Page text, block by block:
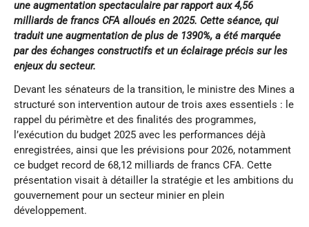
une augmentation spectaculaire par rapport aux 4,56
milliards de francs CFA alloués en 2025. Cette séance, qui
traduit une augmentation de plus de 1390%, a été marquée
par des échanges constructifs et un éclairage précis sur les
enjeux du secteur.
Devant les sénateurs de la transition, le ministre des Mines a
structuré son intervention autour de trois axes essentiels : le
rappel du périmètre et des finalités des programmes,
l’exécution du budget 2025 avec les performances déjà
enregistrées, ainsi que les prévisions pour 2026, notamment
ce budget record de 68,12 milliards de francs CFA. Cette
présentation visait à détailler la stratégie et les ambitions du
gouvernement pour un secteur minier en plein
développement.